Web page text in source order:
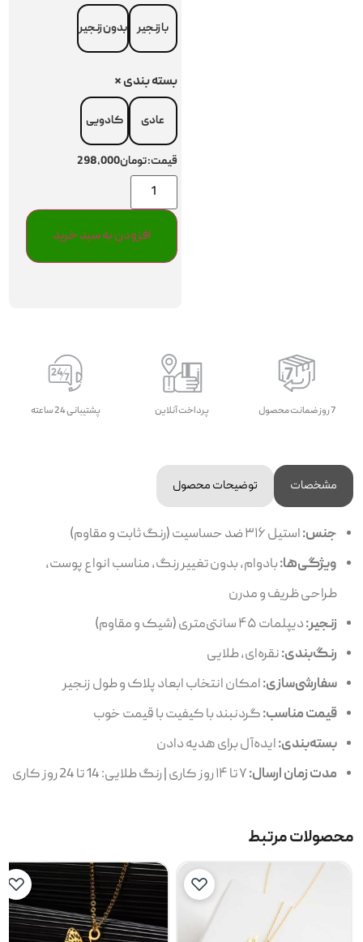
با زنجیر بدون زنجیر
بسته بندی*
عادی کادویی
قیمت:تومان298,000
افزودن به سبد خرید
7 روز ضمانت محصول پرداخت آنلاین پشتیبانی 24 ساعته
مشخصات توضیحات محصول
جنس:استیل ۳۱۶ ضد حساسیت (رنگ ثابت و مقاوم)
ویژگی‌ها:بادوام، بدون تغییر رنگ، مناسب انواع پوست،
طراحی ظریف و مدرن
زنجیر:دیپلمات ۴۵ سانتی‌متری (شیک و مقاوم)
رنگ‌بندی:نقره‌ای، طلایی
سفارشی‌سازی:امکان انتخاب ابعاد پلاک و طول زنجیر
قیمت مناسب:گردنبند با کیفیت با قیمت خوب
بسته‌بندی:ایده‌آل برای هدیه دادن
مدت زمان ارسال:
محصولات مرتبط